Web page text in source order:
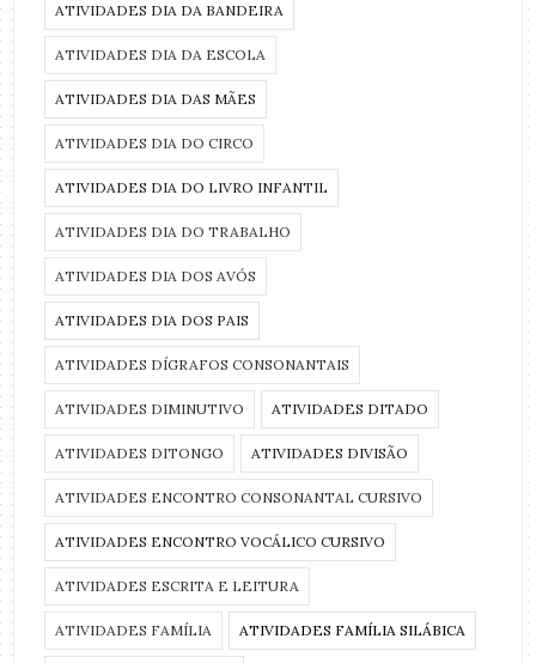
ATIVIDADES DIA DA BANDEIRA
ATIVIDADES DIA DA ESCOLA
ATIVIDADES DIA DAS MÃES
ATIVIDADES DIA DO CIRCO
ATIVIDADES DIA DO LIVRO INFANTIL
ATIVIDADES DIA DO TRABALHO
ATIVIDADES DIA DOS AVÓS
ATIVIDADES DIA DOS PAIS
ATIVIDADES DÍGRAFOS CONSONANTAIS
ATIVIDADES DIMINUTIVO ATIVIDADES DITADO
ATIVIDADES DITONGO ATIVIDADES DIVISÃO
ATIVIDADES ENCONTRO CONSONANTAL CURSIVO
ATIVIDADES ENCONTRO VOCÁLICO CURSIVO
ATIVIDADES ESCRITA E LEITURA
ATIVIDADES FAMÍLIA ATIVIDADES FAMÍLIA SILÁBICA